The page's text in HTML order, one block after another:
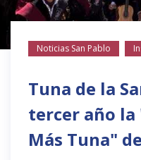
Noticias San Pablo
Tuna de la
tercer año
Más Tuna"